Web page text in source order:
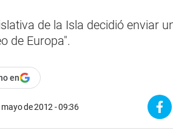
de la Isla decidió enviar
de Europa".
en
mayo de 2012 - 09:36